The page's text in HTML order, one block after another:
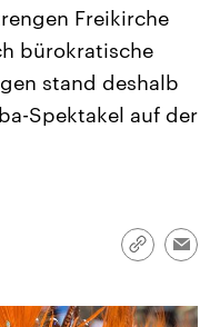
Aktuelle Beiträge,
Hintergründe
Wirtschaftlich und
gehören die Vereinigten
mit großem Einfluss auf
Freikirche
bürokratische
stand deshalb
Spektakel auf der
Link